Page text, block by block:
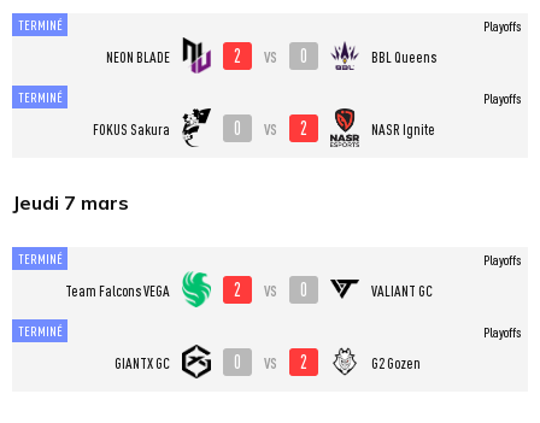
TERMINÉ
NEON BLADE 2 vs 0 BBL Queens
Playoffs
TERMINÉ
FOKUS Sakura 0 vs 2 NASR Ignite
Playoffs
Jeudi 7 mars
TERMINÉ
Team Falcons VEGA 2 vs 0 VALIANT GC
Playoffs
TERMINÉ
GIANTX GC 0 vs 2 G2 Gozen
Playoffs